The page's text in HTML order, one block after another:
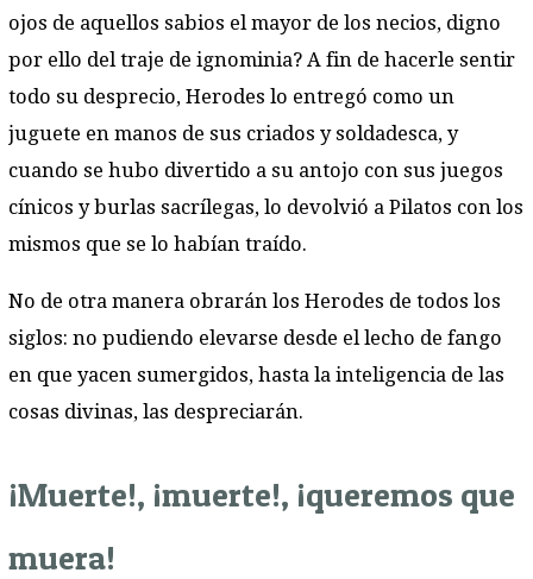
ojos de aquellos sabios el mayor de los necios, digno
por ello del traje de ignominia? A fin de hacerle sentir
todo su desprecio, Herodes lo entregó como un
juguete en manos de sus criados y soldadesca, y
cuando se hubo divertido a su antojo con sus juegos
cínicos y burlas sacrílegas, lo devolvió a Pilatos con los
mismos que se lo habían traído.
No de otra manera obrarán los Herodes de todos los
siglos: no pudiendo elevarse desde el lecho de fango
en que yacen sumergidos, hasta la inteligencia de las
cosas divinas, las despreciarán.
¡Muerte!, ¡muerte!, ¡queremos que
muera!